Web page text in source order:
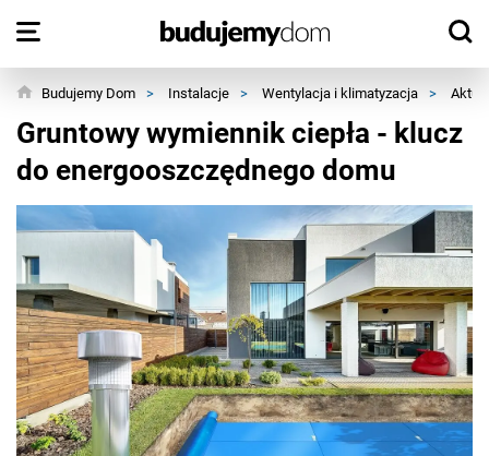
Budujemy Dom > Instalacje > Wentylacja i klimatyzacja >
Gruntowy wymiennik ciepła - klucz
do energooszczędnego domu